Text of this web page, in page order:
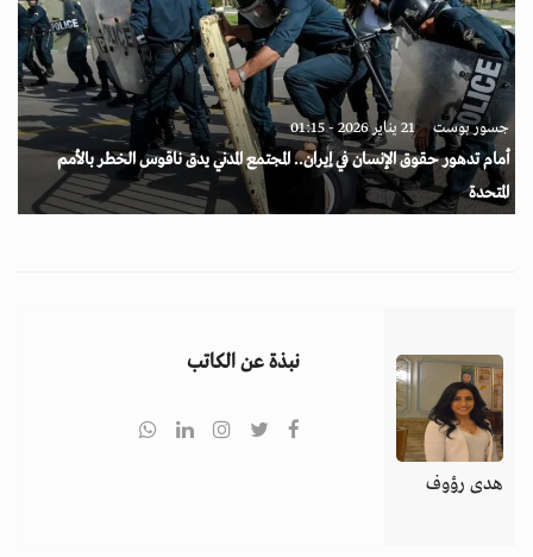
جسور بوست 21 يناير 2026 - 01:15
أمام تدهور حقوق الإنسان في إيران.. المجتمع المدني يدق ناقوس الخطر بالأمم
المتحدة
هدى رؤوف
نبذة عن الكاتب